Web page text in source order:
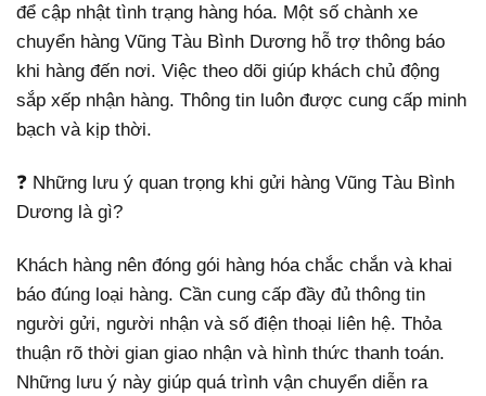
để cập nhật tình trạng hàng hóa. Một số chành xe
chuyển hàng Vũng Tàu Bình Dương hỗ trợ thông báo
khi hàng đến nơi. Việc theo dõi giúp khách chủ động
sắp xếp nhận hàng. Thông tin luôn được cung cấp minh
bạch và kịp thời.
❓ Những lưu ý quan trọng khi gửi hàng Vũng Tàu Bình
Dương là gì?
Khách hàng nên đóng gói hàng hóa chắc chắn và khai
báo đúng loại hàng. Cần cung cấp đầy đủ thông tin
người gửi, người nhận và số điện thoại liên hệ. Thỏa
thuận rõ thời gian giao nhận và hình thức thanh toán.
Những lưu ý này giúp quá trình vận chuyển diễn ra